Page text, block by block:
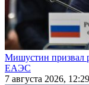
Мишустин призвал
ЕАЭС
7 августа 2026, 12:29